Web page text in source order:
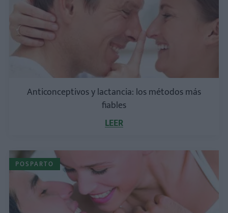
Anticonceptivos y lactancia: los métodos más
fiables
LEER
POSPARTO